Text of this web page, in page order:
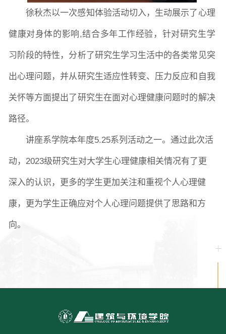
徐秋杰以一次感知体验活动切入，生动展示了心理
健康对身体的影响 ,结合多年工作经验，针对研究生学
习阶段的特性，分析了研究生学习生活中的各类常见突
出心理问题，并从研究生适应性转变、压力反应和自我
关怀等方面提出了研究生在面对心理健康问题时的解决
路径。
讲座系学院本年度5.25系列活动之一。 通过此次活
动，2023级研究生对大学生心理健康相关情况有了更
深入的认识， 更多的学生更加关注和重视个人心理健
康，更为学生正确应对个人心理问题提供了思路和方
向。